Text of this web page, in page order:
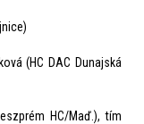
(HC DAC Dunajská
HC/Maď.), tím